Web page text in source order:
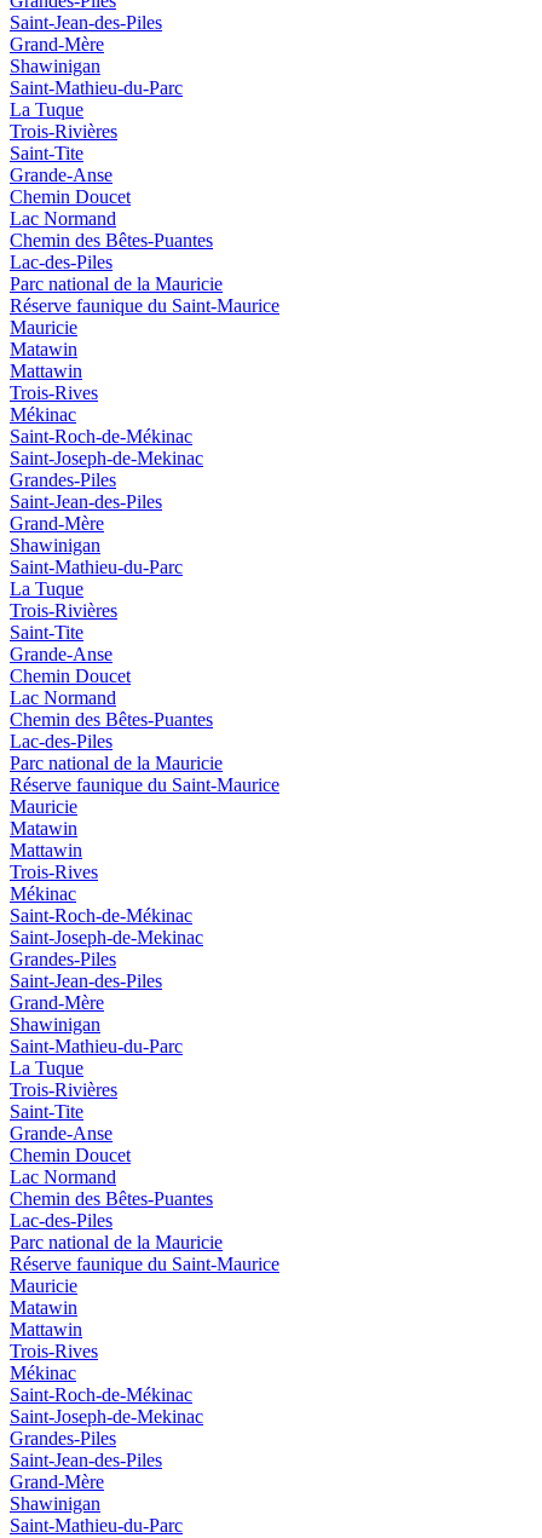
Saint-Jean-des-Piles
Grand-Mère
Shawinigan
Saint-Mathieu-du-Parc
La Tuque
Trois-Rivières
Saint-Tite
Grande-Anse
Chemin Doucet
Lac Normand
Chemin des Bêtes-Puantes
Lac-des-Piles
Parc national de la Mauricie
Réserve faunique du Saint‑Maurice
Mauricie
Matawin
Mattawin
Trois-Rives
Mékinac
Saint-Roch-de-Mékinac
Saint-Joseph-de-Mekinac
Grandes-Piles
Saint-Jean-des-Piles
Grand-Mère
Shawinigan
Saint-Mathieu-du-Parc
La Tuque
Trois-Rivières
Saint-Tite
Grande-Anse
Chemin Doucet
Lac Normand
Chemin des Bêtes-Puantes
Lac-des-Piles
Parc national de la Mauricie
Réserve faunique du Saint‑Maurice
Mauricie
Matawin
Mattawin
Trois-Rives
Mékinac
Saint-Roch-de-Mékinac
Saint-Joseph-de-Mekinac
Grandes-Piles
Saint-Jean-des-Piles
Grand-Mère
Shawinigan
Saint-Mathieu-du-Parc
La Tuque
Trois-Rivières
Saint-Tite
Grande-Anse
Chemin Doucet
Lac Normand
Chemin des Bêtes-Puantes
Lac-des-Piles
Parc national de la Mauricie
Réserve faunique du Saint‑Maurice
Mauricie
Matawin
Mattawin
Trois-Rives
Mékinac
Saint-Roch-de-Mékinac
Saint-Joseph-de-Mekinac
Grandes-Piles
Saint-Jean-des-Piles
Grand-Mère
Shawinigan
Saint-Mathieu-du-Parc